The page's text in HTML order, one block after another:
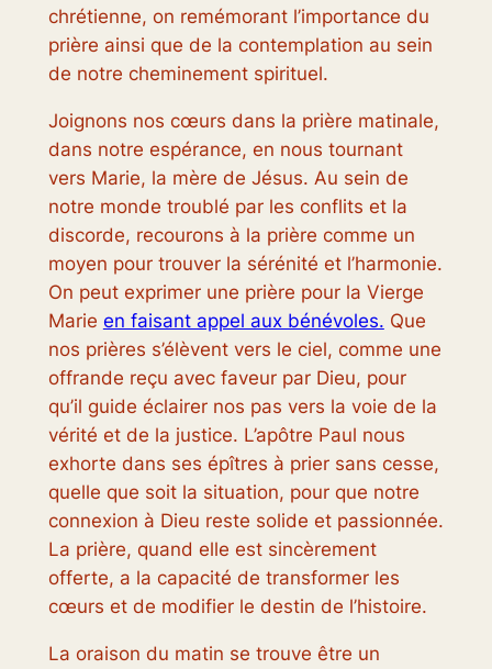
chrétienne, on remémorant l’importance du
prière ainsi que de la contemplation au sein
de notre cheminement spirituel.
Joignons nos cœurs dans la prière matinale,
dans notre espérance, en nous tournant
vers Marie, la mère de Jésus. Au sein de
notre monde troublé par les conflits et la
discorde, recourons à la prière comme un
moyen pour trouver la sérénité et l’harmonie.
On peut exprimer une prière pour la Vierge
Marie en faisant appel aux bénévoles. Que
nos prières s’élèvent vers le ciel, comme une
offrande reçu avec faveur par Dieu, pour
qu’il guide éclairer nos pas vers la voie de la
vérité et de la justice. L’apôtre Paul nous
exhorte dans ses épîtres à prier sans cesse,
quelle que soit la situation, pour que notre
connexion à Dieu reste solide et passionnée.
La prière, quand elle est sincèrement
offerte, a la capacité de transformer les
cœurs et de modifier le destin de l’histoire.
La oraison du matin se trouve être un